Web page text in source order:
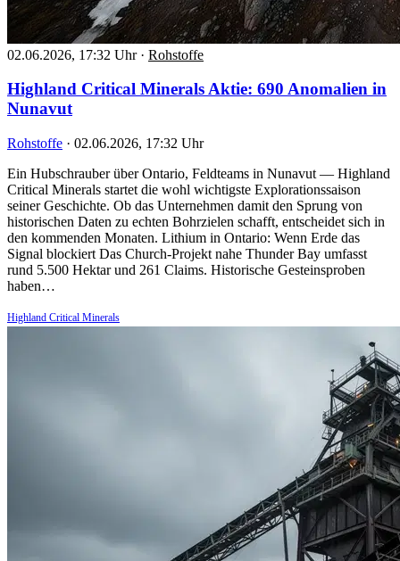
02.06.2026, 17:32 Uhr · Rohstoffe
Highland Critical Minerals Aktie: 690 Anomalien in
Nunavut
Rohstoffe · 02.06.2026, 17:32 Uhr
Ein Hubschrauber über Ontario, Feldteams in Nunavut — Highland
Critical Minerals startet die wohl wichtigste Explorationssaison
seiner Geschichte. Ob das Unternehmen damit den Sprung von
historischen Daten zu echten Bohrzielen schafft, entscheidet sich in
den kommenden Monaten. Lithium in Ontario: Wenn Erde das
Signal blockiert Das Church-Projekt nahe Thunder Bay umfasst
rund 5.500 Hektar und 261 Claims. Historische Gesteinsproben
haben…
Highland Critical Minerals